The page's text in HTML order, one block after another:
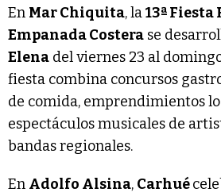
En Mar Chiquita, la13ª
Empanada Costera se
Elena del viernes 23 al
fiesta combina concursos
de comida, emprendimientos
espectáculos musicales de
bandas regionales.
En Adolfo Alsina, Carhué